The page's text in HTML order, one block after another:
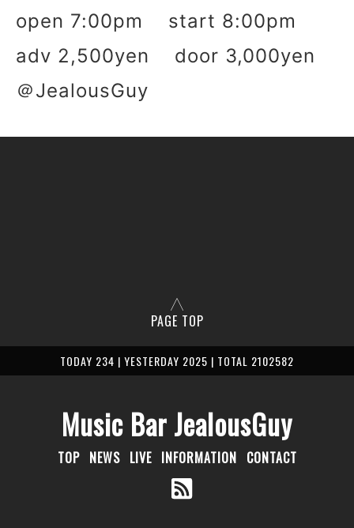
open 7:00pm start 8:00pm
adv 2,500yen door 3,000yen
＠JealousGuy
PAGE TOP
TODAY 234 | YESTERDAY 2025 | TOTAL 2102582
Music Bar JealousGuy
TOP NEWS LIVE INFORMATION CONTACT